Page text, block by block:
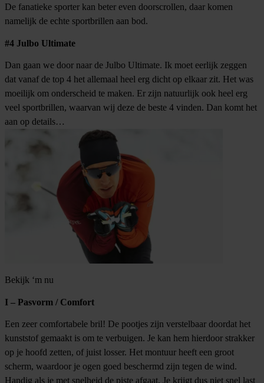
De fanatieke sporter kan beter even doorscrollen, daar komen
namelijk de echte sportbrillen aan bod.
#4 Julbo Ultimate
Dan gaan we door naar de Julbo Ultimate. Ik moet eerlijk zeggen
dat vanaf de top 4 het allemaal heel erg dicht op elkaar zit. Het was
moeilijk om onderscheid te maken. Er zijn natuurlijk ook heel erg
veel sportbrillen, waarvan wij deze de beste 4 vinden. Dan komt het
aan op details…
Bekijk ‘m nu
I – Pasvorm / Comfort
Een zeer comfortabele bril! De pootjes zijn verstelbaar doordat het
kunststof gemaakt is om te verbuigen. Je kan hem hierdoor strakker
op je hoofd zetten, of juist losser. Het montuur heeft een groot
scherm, waardoor je ogen goed beschermd zijn tegen de wind.
Handig als je met snelheid de piste afgaat. Je krijgt dus niet snel last